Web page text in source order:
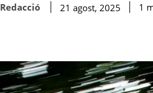
Redacció 21 agost, 2025 1